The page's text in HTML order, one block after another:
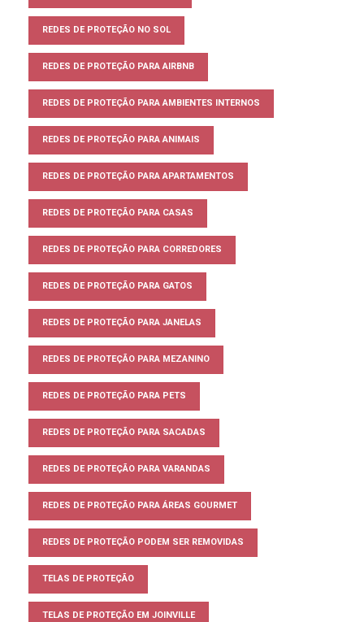
REDES DE PROTEÇÃO NO SOL
REDES DE PROTEÇÃO PARA AIRBNB
REDES DE PROTEÇÃO PARA AMBIENTES INTERNOS
REDES DE PROTEÇÃO PARA ANIMAIS
REDES DE PROTEÇÃO PARA APARTAMENTOS
REDES DE PROTEÇÃO PARA CASAS
REDES DE PROTEÇÃO PARA CORREDORES
REDES DE PROTEÇÃO PARA GATOS
REDES DE PROTEÇÃO PARA JANELAS
REDES DE PROTEÇÃO PARA MEZANINO
REDES DE PROTEÇÃO PARA PETS
REDES DE PROTEÇÃO PARA SACADAS
REDES DE PROTEÇÃO PARA VARANDAS
REDES DE PROTEÇÃO PARA ÁREAS GOURMET
REDES DE PROTEÇÃO PODEM SER REMOVIDAS
TELAS DE PROTEÇÃO
TELAS DE PROTEÇÃO EM JOINVILLE